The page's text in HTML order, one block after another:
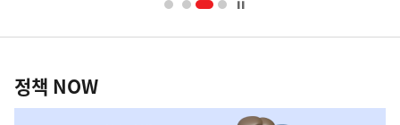
영
책
NOW,
정책 NOW